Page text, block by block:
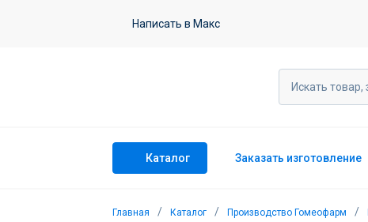
Написать в Макс
Каталог Заказать изготовление
Главная Каталог Производство Гомеофарм